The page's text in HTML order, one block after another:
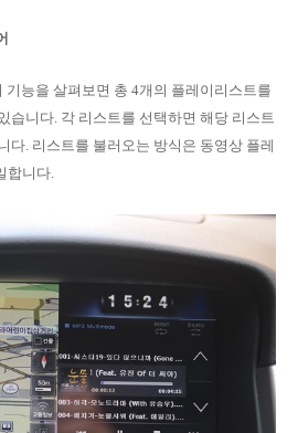
능을 살펴보면 총 4개의 플레이리스트를
습니다. 각 리스트를 선택하면 해당 리스트
다. 리스트를 불러오는 방식은 동영상 플레
합니다.